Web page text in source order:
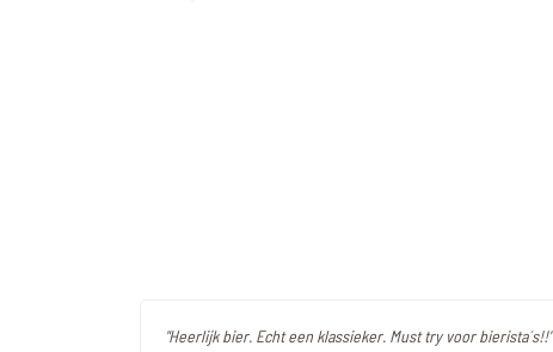
"Heerlijk bier. Echt een klassieker. Must try voor bierista´s!!"